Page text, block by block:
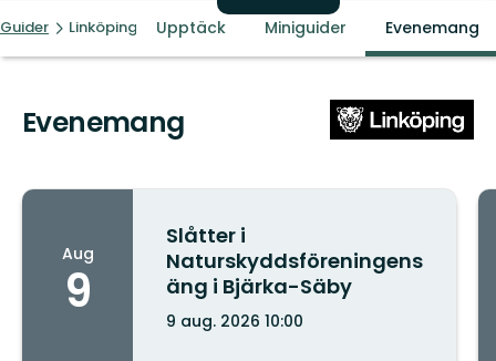
Guider Linköpings kommun
Upptäck Miniguider Evenemang
Evenemang
Aug
9
Slåtter i
Naturskyddsföreningens
äng i Bjärka-Säby
9 aug. 2026 10:00